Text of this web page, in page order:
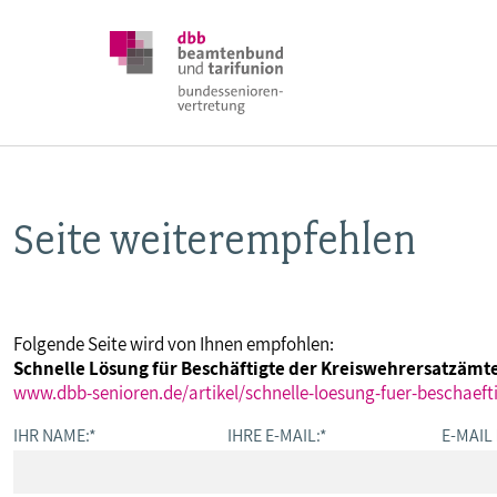
DBB SENIOREN
VERANSTALTUNGEN
Seite weiterempfehlen
Folgende Seite wird von Ihnen empfohlen:
Schnelle Lösung für Beschäftigte der
www.dbb-senioren.de/artikel/schnelle-loesung-fuer-
IHR NAME:* IHRE E-MAIL:* E-MAIL